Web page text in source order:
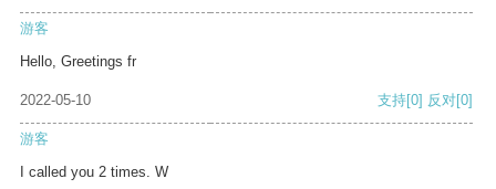
游客
Hello, Greetings fr
2022-05-10 支持[0] 反对[0]
游客
I called you 2 times. W